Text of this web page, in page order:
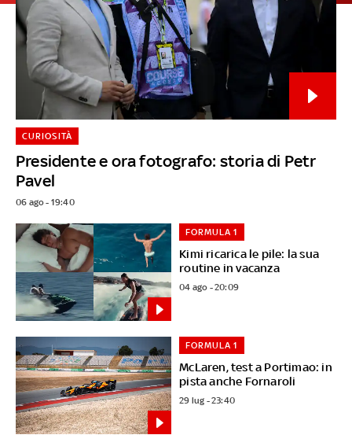
Presidente e ora fotografo: storia di Petr
Pavel
CURIOSITÀ
06 ago - 19:40
Kimi ricarica le pile: la sua
routine in vacanza
FORMULA 1
04 ago - 20:09
McLaren, test a Portimao: in
pista anche Fornaroli
FORMULA 1
29 lug - 23:40